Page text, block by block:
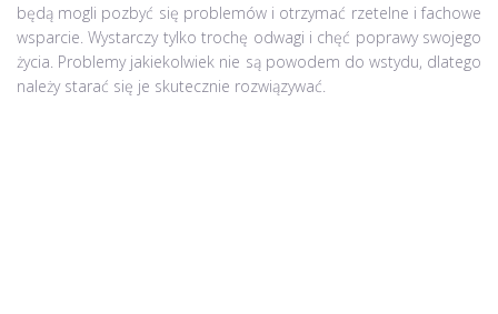
będą mogli pozbyć się problemów i otrzymać rzetelne i fachowe
wsparcie. Wystarczy tylko trochę odwagi i chęć poprawy swojego
życia. Problemy jakiekolwiek nie są powodem do wstydu, dlatego
należy starać się je skutecznie rozwiązywać.